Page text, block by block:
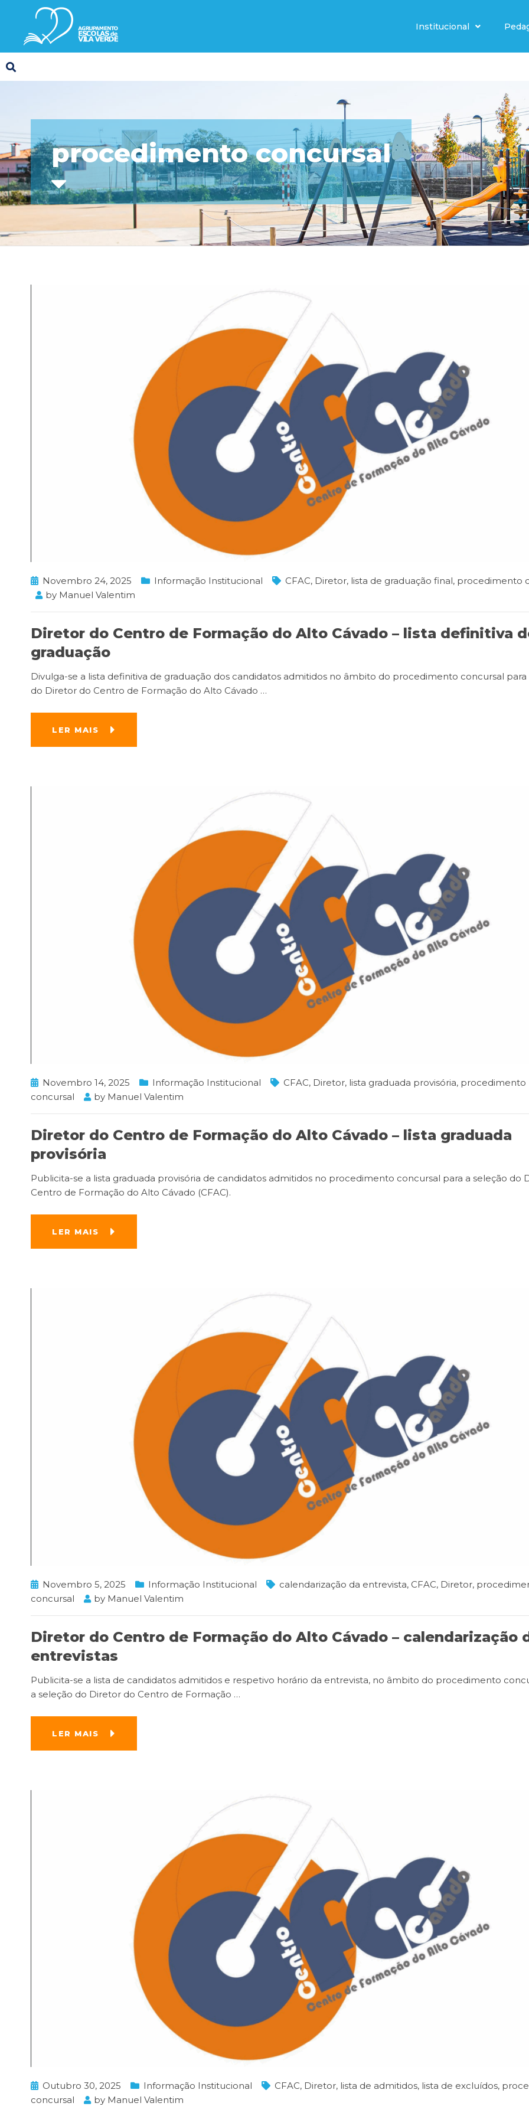
Institucional
procedimento concursal
Novembro 24, 2025 Informação Institucional CFAC, Diretor, lista de graduação final, procedimento
by Manuel Valentim
Diretor do Centro de Formação do Alto Cávado – lista definitiva
graduação
Divulga-se a lista definitiva de graduação dos candidatos admitidos no âmbito do procedimento concursal para
do Diretor do Centro de Formação do Alto Cávado …
LER MAIS
Novembro 14, 2025 Informação Institucional CFAC, Diretor, lista graduada provisória, procedimento
concursal
by Manuel Valentim
Diretor do Centro de Formação do Alto Cávado – lista graduada
provisória
Publicita-se a lista graduada provisória de candidatos admitidos no procedimento concursal para a seleção do
Centro de Formação do Alto Cávado (CFAC).
LER MAIS
Novembro 5, 2025 Informação Institucional calendarização da entrevista, CFAC, Diretor,
concursal
by Manuel Valentim
Diretor do Centro de Formação do Alto Cávado – calendarização
entrevistas
Publicita-se a lista de candidatos admitidos e respetivo horário da entrevista, no âmbito do procedimento
a seleção do Diretor do Centro de Formação …
LER MAIS
Outubro 30, 2025 Informação Institucional CFAC, Diretor, lista de admitidos, lista de excluídos,
concursal
by Manuel Valentim